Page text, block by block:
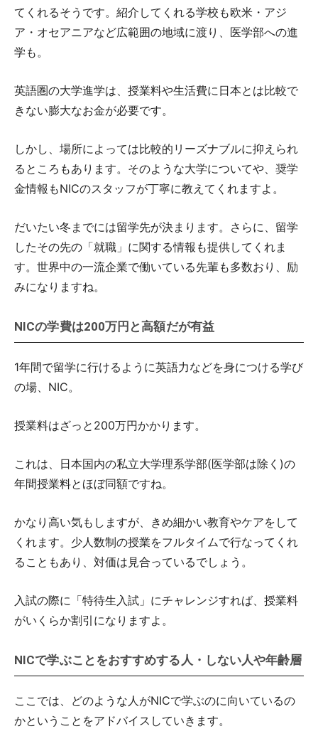
てくれるそうです。紹介してくれる学校も欧米・アジ
ア・オセアニアなど広範囲の地域に渡り、医学部への進
学も。
英語圏の大学進学は、授業料や生活費に日本とは比較で
きない膨大なお金が必要です。
しかし、場所によっては比較的リーズナブルに抑えられ
るところもあります。そのような大学についてや、奨学
金情報もNICのスタッフが丁寧に教えてくれますよ。
だいたい冬までには留学先が決まります。さらに、留学
したその先の「就職」に関する情報も提供してくれま
す。世界中の一流企業で働いている先輩も多数おり、励
みになりますね。
NICの学費は200万円と高額だが有益
1年間で留学に行けるように英語力などを身につける学び
の場、NIC。
授業料はざっと200万円かかります。
これは、日本国内の私立大学理系学部(医学部は除く)の
年間授業料とほぼ同額ですね。
かなり高い気もしますが、きめ細かい教育やケアをして
くれます。少人数制の授業をフルタイムで行なってくれ
ることもあり、対価は見合っているでしょう。
入試の際に「特待生入試」にチャレンジすれば、授業料
がいくらか割引になりますよ。
NICで学ぶことをおすすめする人・しない人や年齢層
ここでは、どのような人がNICで学ぶのに向いているの
かということをアドバイスしていきます。